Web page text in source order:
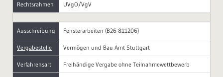
Rechtsrahmen UVgO/VgV
Ausschreibung Fensterarbeiten (B26-811206)
Vergabestelle Vermögen und Bau Amt Stuttgart
Verfahrensart Freihändige Vergabe ohne Teilnahmewettbewerb